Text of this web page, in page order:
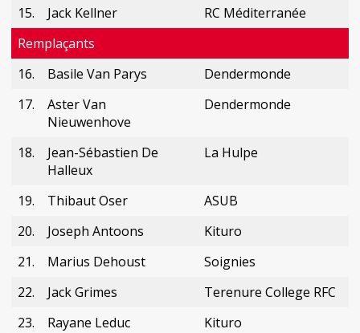
15.
Jack Kellner
RC Méditerranée
Remplaçants
16.
Basile Van Parys
Dendermonde
17.
Aster Van
Nieuwenhove
Dendermonde
18.
Jean-Sébastien De
Halleux
La Hulpe
19. Thibaut Oser
ASUB
20.
Joseph Antoons
Kituro
21.
Marius Dehoust
Soignies
22.
Jack Grimes
Terenure College RFC
23.
Rayane Leduc
Kituro